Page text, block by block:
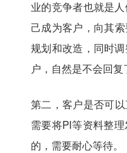
业的竞争者也就是
己成为客户，向其
规划和改造，同时
户，自然是不会回复
第二，客户是否可
需要将PI等资料整
的，需要耐心等待。